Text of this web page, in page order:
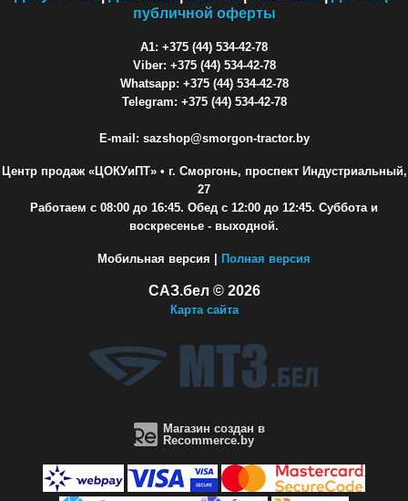
публичной оферты
A1: +375 (44) 534-42-78
Viber: +375 (44) 534-42-78
Whatsapp: +375 (44) 534-42-78
Telegram: +375 (44) 534-42-78
E-mail: sazshop@smorgon-tractor.by
Центр продаж «ЦОКУиПТ»• г. Сморгонь, проспект Индустриальный,
27
Работаем с 08:00 до 16:45. Обед с 12:00 до 12:45. Суббота и
воскресенье - выходной.
Мобильная версия | Полная версия
САЗ.бел © 2026
Карта сайта
Магазин создан в
Recommerce.by